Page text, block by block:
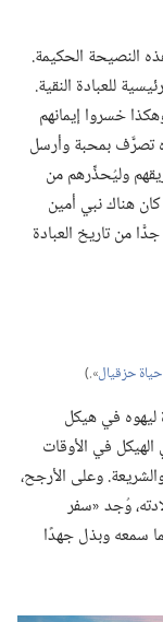
النصيحة الحكيمة.‏
للعبادة النقية.‏
خسروا إيمانهم
تصرَّف بمحبة وأرسل
وليُحذِّرهم من
هناك نبي أمين
من تاريخ العبادة
حزقيال‏».‏)‏
ليهوه في هيكل
في الأوقات
وعلى الأرجح،‏
وُجد «سفر
سمعه وبذل جهدًا